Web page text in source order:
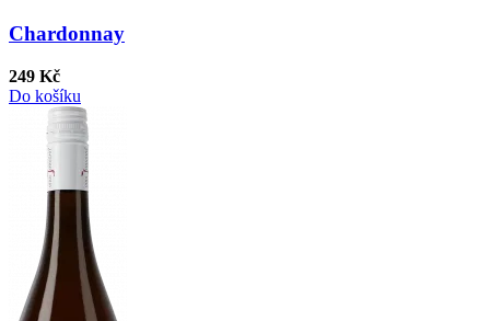
Chardonnay
249 Kč
Do košíku